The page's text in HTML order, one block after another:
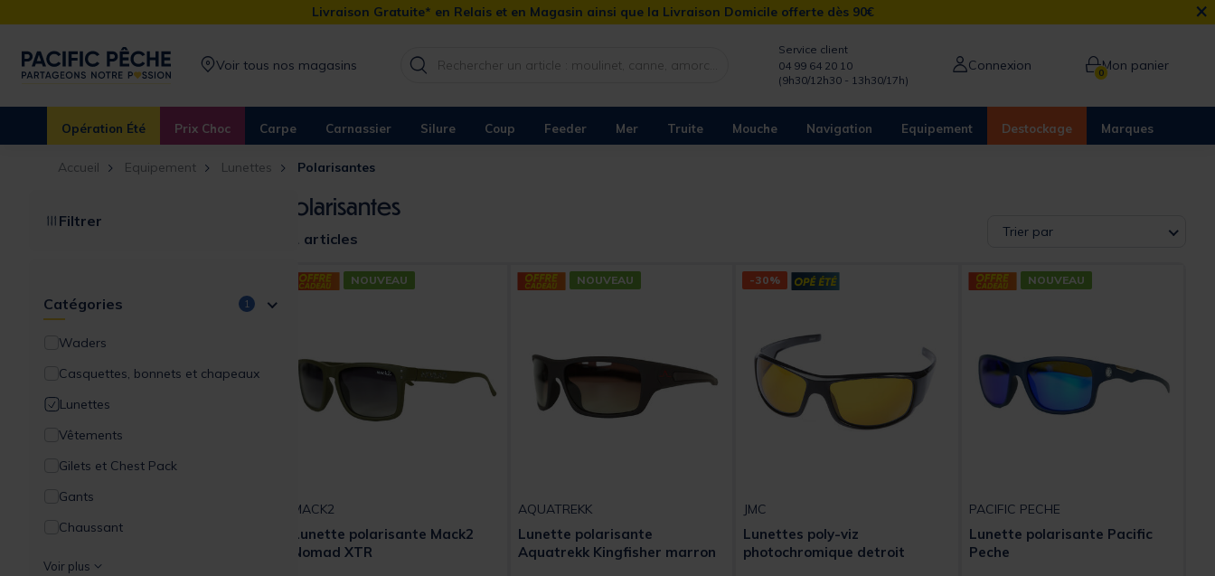
Livraison Gratuite* en Relais et en Magasin ainsi que la Livraison Domicile offerte dès 90€ ×
Voir tous nos magasins
Service client
04 99 64 20 10
(9h30/12h30 - 13h30/17h)
Connexion 0Mon panier
Opération Été Prix Choc Carpe Carnassier Silure Coup Feeder Mer Truite Mouche Navigation Equipement Destockage Marques
Accueil Equipement Lunettes Polarisantes
Filtrer
Catégories 1
Waders
Casquettes, bonnets et chapeaux
Lunettes
Vêtements
Gilets et Chest Pack
Gants
Chaussant
Goodies et idées cadeaux
Voir plus
Polarisantes
51 articles Trier par
NOUVEAU
MACK2
Lunette polarisante Mack2
Nomad XTR
NOUVEAU
AQUATREKK
Lunette polarisante
Aquatrekk Kingfisher marron
-30%
JMC
Lunettes poly-viz
photochromique detroit
NOUVEAU
PACIFIC PECHE
Lunette polarisante Pacific
Peche